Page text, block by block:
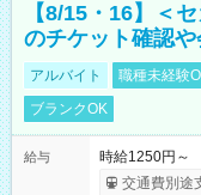
【8/15・16】＜
のチケット確認
アルバイト 職種未経験
ブランクOK
給与
時給1250円～
交通費別途